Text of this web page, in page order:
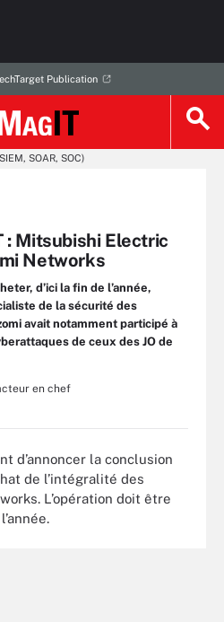
Publication
SOAR, SOC)
: Mitsubishi Electric
Networks
d’ici la fin de l’année,
de la sécurité des
avait notamment participé à
de ceux des JO de
en chef
d’annoncer la conclusion
de l’intégralité des
L’opération doit être